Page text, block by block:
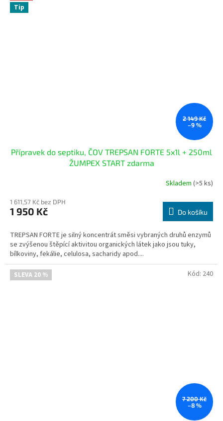
Tip
2 149 Kč
–9 %
Přípravek do septiku, ČOV TREPSAN FORTE 5x1l + 250ml
ŽUMPEX START zdarma
produktu
je
z
5
hvězdiček.
Skladem(>5 ks)
1 611,57 Kč bez DPH
1 950 Kč Do košíku
TREPSAN FORTE je silný koncentrát směsi vybraných druhů enzymů
se zvýšenou štěpící aktivitou organických látek jako jsou tuky,
bílkoviny, fekálie, celulosa, sacharidy apod....
SLEVA 20 %
7 200 Kč
–8 %
Kód: 240